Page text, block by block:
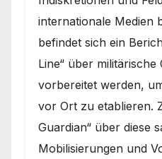
internationale Medien
befindet sich ein
Line“ über militärische
vorbereitet werden,
vor Ort zu etablieren.
Guardian“ über diese
Mobilisierungen und